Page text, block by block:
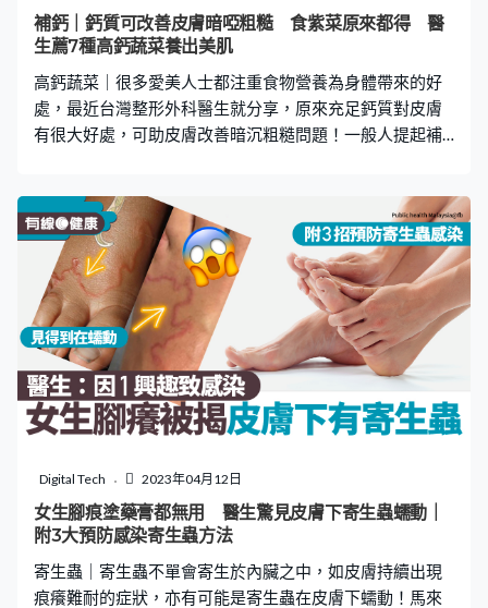
體檢時，發現體內糖化血紅素的數值突然達到6.3左右，屬
糖尿病初期。醫生為她進行詳細檢查後，發現其胰臟機能
動的習慣，以改善數值。
補鈣｜鈣質可改善皮膚暗啞粗糙 食紫菜原來都得 醫
生薦7種高鈣蔬菜養出美肌
高鈣蔬菜｜很多愛美人士都注重食物營養為身體帶來的好
處，最近台灣整形外科醫生就分享，原來充足鈣質對皮膚
有很大好處，可助皮膚改善暗沉粗糙問題！一般人提起補
邊美肌養顏，即看下文了解！ 高鈣蔬菜｜鈣質可改善皮膚
暗啞粗糙 台灣新北板橋土城長庚整形外科醫生李秉勳在其
Facebook專頁上分享，原來鈣質是對皮膚十分重要的營
養，身體補充充足的鈣質不單對改善皮膚乾燥、紅斑有幫
助，還可以令皮膚回復光澤，改善暗沉粗糙問題。 高鈣蔬
菜｜醫生推介7種高鈣蔬菜 李秉勳醫生表示除了牛奶（每
100克的鈣含量為104毫克）這種奶製品可以補鈣外，其實
可以透過進食高鈣蔬菜補充鈣質，附上7種蔬菜每100克的
鈣含量作參考，有以下7種推介。 值得留意，雖然髮菜是
造成嚴重破壞，加速沙漠化， 如果想支持環保，還是少吃
為妙。 7種高鈣蔬菜｜1. 髮菜｜鈣含量：1,187毫克 7種高
鈣蔬菜｜2. 紫菜｜鈣含量：342毫克 7種高鈣蔬菜｜3. 野莧
Digital Tech 2023年04月12日
女生腳痕塗藥膏都無用 醫生驚見皮膚下寄生蟲蠕動｜
附3大預防感染寄生蟲方法
寄生蟲｜寄生蟲不單會寄生於內臟之中，如皮膚持續出現
痕癢難耐的症狀，亦有可能是寄生蟲在皮膚下蠕動！馬來